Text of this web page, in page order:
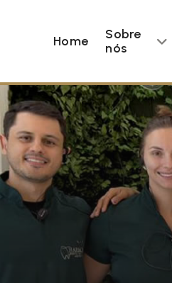
Home
Sobre
nós